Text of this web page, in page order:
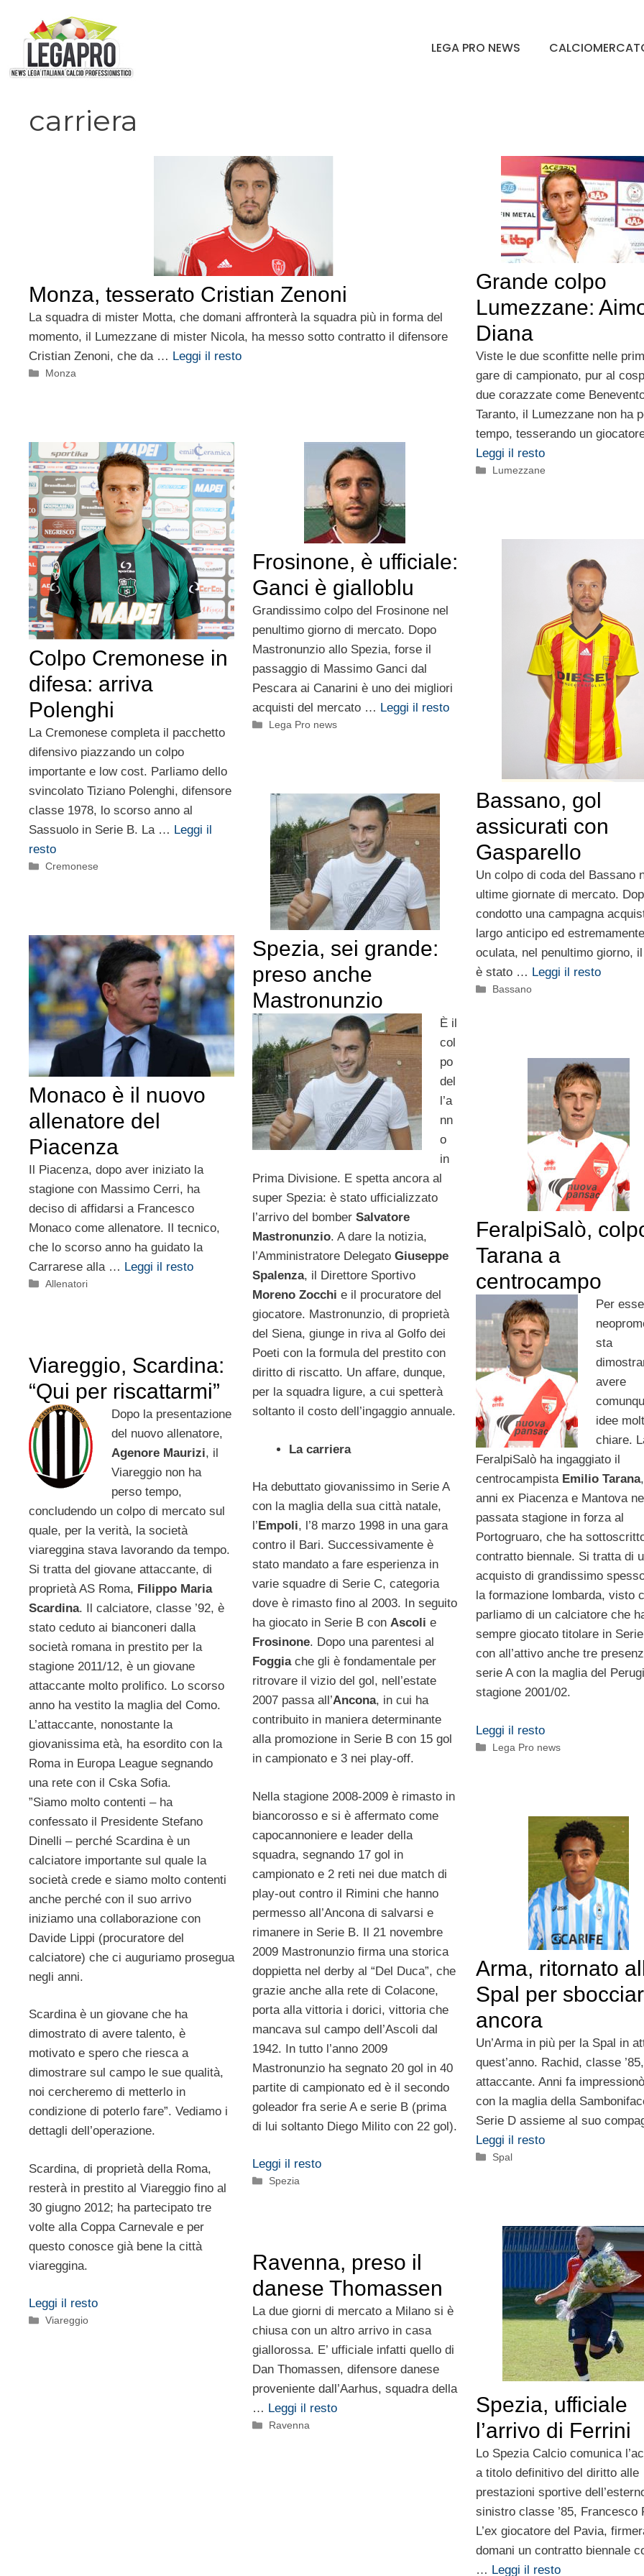
contenuto
LEGA PRO NEWS
carriera
Monza, tesserato Cristian Zenoni
La squadra di mister Motta, che domani affronterà la squadra più in forma del
momento, il Lumezzane di mister Nicola, ha messo sotto contratto il difensore
Cristian Zenoni, che da … Leggi il resto
Categorie
Monza
Grande colpo
Lumezzane:
Diana
Viste le due sconfitte nelle
gare di campionato, pur al
due corazzate come
Taranto, il Lumezzane non ha
tempo, tesserando un
Leggi il resto
Categorie
Lumezzane
Colpo Cremonese in
difesa: arriva
Polenghi
La Cremonese completa il pacchetto
difensivo piazzando un colpo
importante e low cost. Parliamo dello
svincolato Tiziano Polenghi, difensore
classe 1978, lo scorso anno al
Sassuolo in Serie B. La … Leggi il
resto
Categorie
Cremonese
Frosinone, è ufficiale:
Ganci è gialloblu
Grandissimo colpo del Frosinone nel
penultimo giorno di mercato. Dopo
Mastronunzio allo Spezia, forse il
passaggio di Massimo Ganci dal
Pescara ai Canarini è uno dei migliori
acquisti del mercato … Leggi il resto
Categorie
Lega Pro news
Bassano, gol
assicurati con
Gasparello
Un colpo di coda del Bassano
ultime giornate di mercato.
condotto una campagna
largo anticipo ed estremamente
oculata, nel penultimo giorno,
è stato … Leggi il resto
Categorie
Bassano
Spezia, sei grande:
preso anche
Mastronunzio
È il
col
po
del
l’a
nn
o
in
Prima Divisione. E spetta ancora al
super Spezia: è stato ufficializzato
l’arrivo del bomber Salvatore
Mastronunzio. A dare la notizia,
l’Amministratore Delegato Giuseppe
Spalenza, il Direttore Sportivo
Moreno Zocchi e il procuratore del
giocatore. Mastronunzio, di proprietà
del Siena, giunge in riva al Golfo dei
Poeti con la formula del prestito con
diritto di riscatto. Un affare, dunque,
per la squadra ligure, a cui spetterà
soltanto il costo dell’ingaggio annuale.
La carriera
Ha debuttato giovanissimo in Serie A
con la maglia della sua città natale,
l’ Empoli, l’8 marzo 1998 in una gara
contro il Bari. Successivamente è
stato mandato a fare esperienza in
varie squadre di Serie C, categoria
dove è rimasto fino al 2003. In seguito
ha giocato in Serie B con Ascoli e
Frosinone. Dopo una parentesi al
Foggiache gli è fondamentale per
ritrovare il vizio del gol, nell’estate
2007 passa all’Ancona, in cui ha
contribuito in maniera determinante
alla promozione in Serie B con 15 gol
in campionato e 3 nei play-off.
Nella stagione 2008-2009 è rimasto in
biancorosso e si è affermato come
capocannoniere e leader della
squadra, segnando 17 gol in
campionato e 2 reti nei due match di
play-out contro il Rimini che hanno
permesso all’Ancona di salvarsi e
rimanere in Serie B. Il 21 novembre
2009 Mastronunzio firma una storica
doppietta nel derby al “Del Duca”, che
grazie anche alla rete di Colacone,
porta alla vittoria i dorici, vittoria che
mancava sul campo dell’Ascoli dal
1942. In tutto l’anno 2009
Mastronunzio ha segnato 20 gol in 40
partite di campionato ed è il secondo
goleador fra serie A e serie B (prima
di lui soltanto Diego Milito con 22 gol).
Leggi il resto
Categorie
Spezia
Monaco è il nuovo
allenatore del
Piacenza
Il Piacenza, dopo aver iniziato la
stagione con Massimo Cerri, ha
deciso di affidarsi a Francesco
Monaco come allenatore. Il tecnico,
che lo scorso anno ha guidato la
Carrarese alla … Leggi il resto
Categorie
Allenatori
FeralpiSalò,
Tarana a
centrocampo
Per
sta
avere
idee
chiare.
FeralpiSalò ha ingaggiato il
centrocampista Emilio Tarana
anni ex Piacenza e Mantova
passata stagione in forza al
Portogruaro, che ha
contratto biennale. Si tratta di
acquisto di grandissimo
la formazione lombarda, visto
parliamo di un calciatore che
sempre giocato titolare in
con all’attivo anche tre
serie A con la maglia del
stagione 2001/02.
Leggi il resto
Categorie
Lega Pro news
Viareggio, Scardina:
“Qui per riscattarmi”
Dopo la presentazione
del nuovo allenatore,
Agenore Maurizi, il
Viareggio non ha
perso tempo,
concludendo un colpo di mercato sul
quale, per la verità, la società
viareggina stava lavorando da tempo.
Si tratta del giovane attaccante, di
proprietà AS Roma, Filippo Maria
Scardina. Il calciatore, classe ’92, è
stato ceduto ai bianconeri dalla
società romana in prestito per la
stagione 2011/12, è un giovane
attaccante molto prolifico. Lo scorso
anno ha vestito la maglia del Como.
L’attaccante, nonostante la
giovanissima età, ha esordito con la
Roma in Europa League segnando
una rete con il Cska Sofia.
”Siamo molto contenti – ha
confessato il Presidente Stefano
Dinelli – perché Scardina è un
calciatore importante sul quale la
società crede e siamo molto contenti
anche perché con il suo arrivo
iniziamo una collaborazione con
Davide Lippi (procuratore del
calciatore) che ci auguriamo prosegua
negli anni.
Scardina è un giovane che ha
dimostrato di avere talento, è
motivato e spero che riesca a
dimostrare sul campo le sue qualità,
noi cercheremo di metterlo in
condizione di poterlo fare”. Vediamo i
dettagli dell’operazione.
Scardina, di proprietà della Roma,
resterà in prestito al Viareggio fino al
30 giugno 2012; ha partecipato tre
volte alla Coppa Carnevale e per
questo conosce già bene la città
viareggina.
Leggi il resto
Categorie
Viareggio
Arma, ritornato
Spal per
ancora
Un’Arma in più per la Spal in
quest’anno. Rachid, classe
attaccante. Anni fa
con la maglia della
Serie D assieme al suo
Leggi il resto
Categorie
Spal
Spezia, ufficiale
l’arrivo di Ferrini
Lo Spezia Calcio comunica
a titolo definitivo del diritto alle
prestazioni sportive
sinistro classe ’85, Francesco
L’ex giocatore del Pavia,
domani un contratto biennale
… Leggi il resto
Ravenna, preso il
danese Thomassen
La due giorni di mercato a Milano si è
chiusa con un altro arrivo in casa
giallorossa. E’ ufficiale infatti quello di
Dan Thomassen, difensore danese
proveniente dall’Aarhus, squadra della
… Leggi il resto
Categorie
Ravenna